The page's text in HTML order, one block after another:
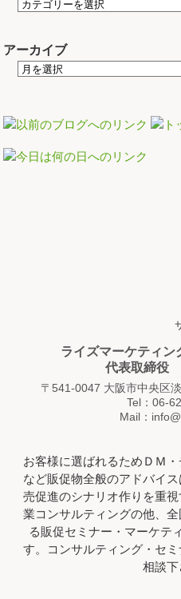
アーカイブ
ライズマーケティン
代表取締役
〒541-0047 大阪市中央区
Tel：06-
Mail：
お客様に選ばれるためＤＭ
など販促物全般のアドバイ
売促進のシナリオ作りを重
業コンサルティングの他、
る販促セミナー・マーケテ
す。コンサルティング・セ
相談下